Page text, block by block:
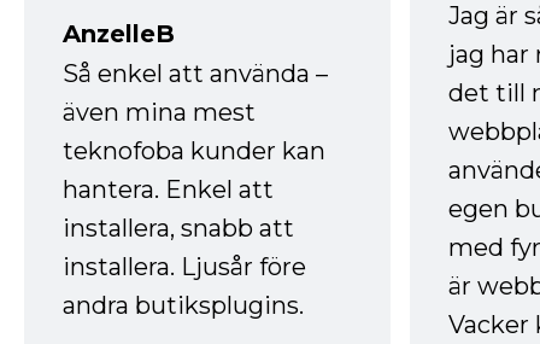
AnzelleB
Så enkel att använda –
även mina mest
teknofoba kunder kan
hantera. Enkel att
installera, snabb att
installera. Ljusår före
andra butiksplugins.
Jag är
jag
det till
egen
med
är
Vacker